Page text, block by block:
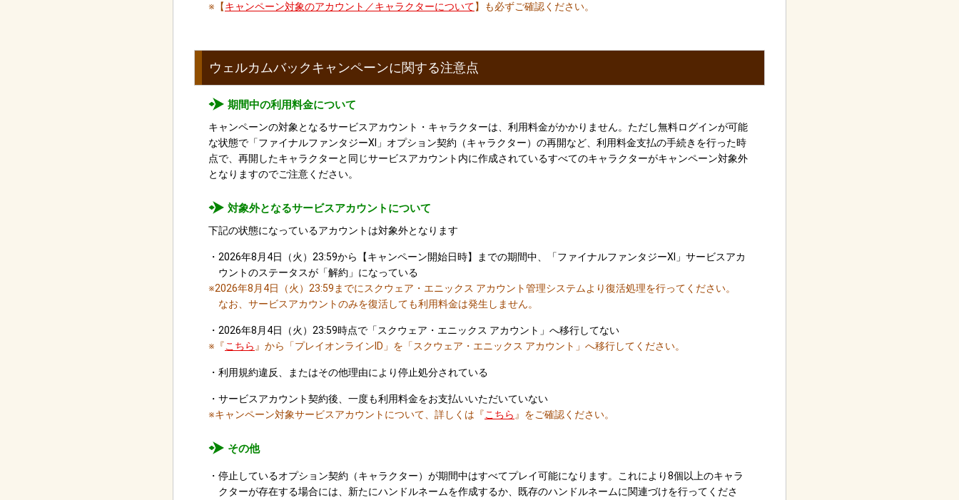
※【キャンペーン対象のアカウント／キャラクターについて】も必ずご確認ください。
ウェルカムバックキャンペーンに関する注意点
期間中の利用料金について
キャンペーンの対象となるサービスアカウント・キャラクターは、利用料金がかかりません。ただし無料ログインが可能
な状態で「ファイナルファンタジーXI」オプション契約（キャラクター）の再開など、利用料金支払の手続きを行った時
点で、再開したキャラクターと同じサービスアカウント内に作成されているすべてのキャラクターがキャンペーン対象外
となりますのでご注意ください。
対象外となるサービスアカウントについて
下記の状態になっているアカウントは対象外となります
・ 2026年8月4日（火）23:59から【キャンペーン開始日時】までの期間中、「ファイナルファンタジーXI」サービスアカ
ウントのステータスが「解約」になっている
※2026年8月4日（火）23:59までにスクウェア・エニックス アカウント管理システムより復活処理を行ってください。
なお、サービスアカウントのみを復活しても利用料金は発生しません。
・ 2026年8月4日（火）23:59時点で「スクウェア・エニックス アカウント」へ移行してない
※『こちら 』から「プレイオンラインID」を「スクウェア・エニックス アカウント」へ移行してください。
・利用規約違反、またはその他理由により停止処分されている
・サービスアカウント契約後、一度も利用料金をお支払いいただいていない
※キャンペーン対象サービスアカウントについて、詳しくは『こちら 』をご確認ください。
その他
・停止しているオプション契約（キャラクター）が期間中はすべてプレイ可能になります。これにより8個以上のキャラ
クターが存在する場合には、新たにハンドルネームを作成するか、既存のハンドルネームに関連づけを行ってくださ